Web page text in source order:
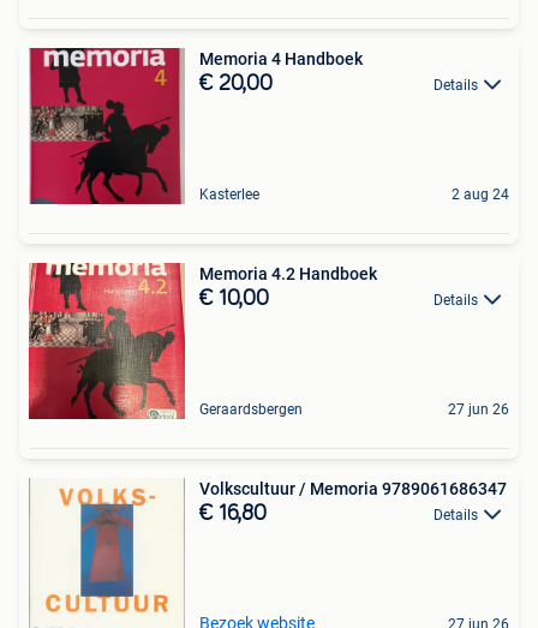
Memoria 4 Handboek
€ 20,00 Details
Kasterlee 2 aug 24
Memoria 4.2 Handboek
€ 10,00 Details
Geraardsbergen 27 jun 26
Volkscultuur / Memoria 9789061686347
€ 16,80 Details
Bezoek website 27 jun 26